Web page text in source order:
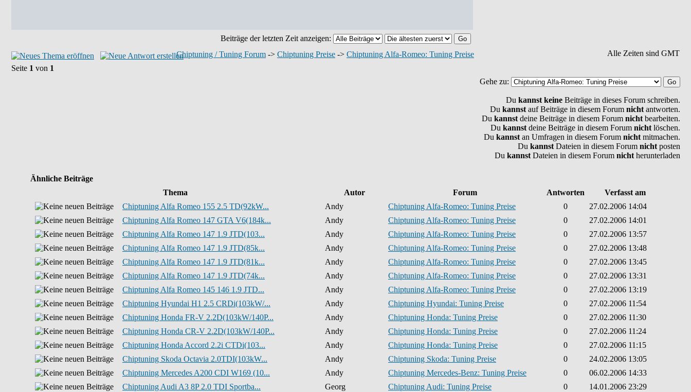
Beiträge der letzten Zeit anzeigen:
Chiptuning / Tuning Forum -> Chiptuning Preise -> Chiptuning Alfa-Romeo: Tuning Preise
Alle Zeiten sind GMT
Seite 1 von 1
Gehe zu:
Du kannst keine Beiträge in dieses Forum schreiben.
Du kannst auf Beiträge in diesem Forum nicht antworten.
Du kannst deine Beiträge in diesem Forum nicht bearbeiten.
Du kannst deine Beiträge in diesem Forum nicht löschen.
Du kannst an Umfragen in diesem Forum nicht mitmachen.
Du kannst Dateien in diesem Forum nicht posten
Du kannst Dateien in diesem Forum nicht herunterladen
Ähnliche Beiträge
Thema
Autor Forum Antworten
Verfasst am
Chiptuning Alfa Romeo 155 2.5 TD(92kW...
Andy Chiptuning Alfa-Romeo: Tuning Preise 0
27.02.2006 14:04
Chiptuning Alfa Romeo 147 GTA V6(184k...
Andy Chiptuning Alfa-Romeo: Tuning Preise 0
27.02.2006 14:01
Chiptuning Alfa Romeo 147 1.9 JTD(103...
Andy Chiptuning Alfa-Romeo: Tuning Preise 0
27.02.2006 13:57
Chiptuning Alfa Romeo 147 1.9 JTD(85k...
Andy Chiptuning Alfa-Romeo: Tuning Preise 0
27.02.2006 13:48
Chiptuning Alfa Romeo 147 1.9 JTD(81k...
Andy Chiptuning Alfa-Romeo: Tuning Preise 0
27.02.2006 13:45
Chiptuning Alfa Romeo 147 1.9 JTD(74k...
Andy Chiptuning Alfa-Romeo: Tuning Preise 0
27.02.2006 13:31
Chiptuning Alfa Romeo 145 146 1.9 JTD...
Andy Chiptuning Alfa-Romeo: Tuning Preise 0
27.02.2006 13:19
Chiptuning Hyundai H1 2.5 CRDi(103kW/...
Andy Chiptuning Hyundai: Tuning Preise 0
27.02.2006 11:54
Chiptuning Honda FR-V 2.2D(103kW/140P...
Andy Chiptuning Honda: Tuning Preise 0
27.02.2006 11:30
Chiptuning Honda CR-V 2.2D(103kW/140P...
Andy Chiptuning Honda: Tuning Preise 0
27.02.2006 11:24
Chiptuning Honda Accord 2.2i CTDi(103...
Andy Chiptuning Honda: Tuning Preise 0
27.02.2006 11:15
Chiptuning Skoda Octavia 2.0TDI(103kW...
Andy Chiptuning Skoda: Tuning Preise 0
24.02.2006 13:05
Chiptuning Mercedes A200 CDI W169 (10...
Andy Chiptuning Mercedes-Benz: Tuning Preise 0
06.02.2006 14:33
Chiptuning Audi A3 8P 2.0 TDI Sportba...
Georg Chiptuning Audi: Tuning Preise 0 14.01.2006 23:29